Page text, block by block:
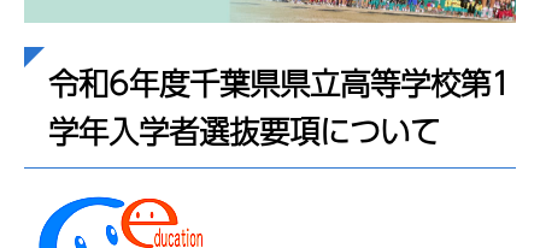
令和6年度千葉県県立高等学校第1
学年入学者選抜要項について